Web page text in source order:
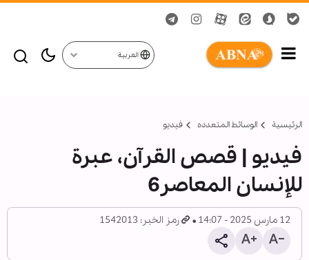
العربية
الرئيسية الوسائط المتعدده فیدیو
فيديو | قصص القرآن، عبرة
للإنسان المعاصر6
12 مارس 2025 - 14:07 رمز الخبر: 1542013